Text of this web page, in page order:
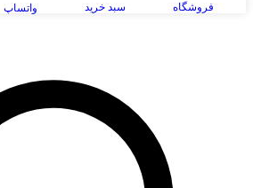
فروشگاه سبد خرید واتساپ